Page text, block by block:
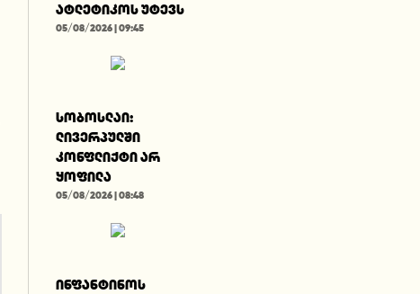
ატლეტიკოს უტევს
05/08/2026 | 09:45
სობოსლაი:
ლივერპულში
კონფლიქტი არ
ყოფილა
05/08/2026 | 08:48
ინფანტინოს